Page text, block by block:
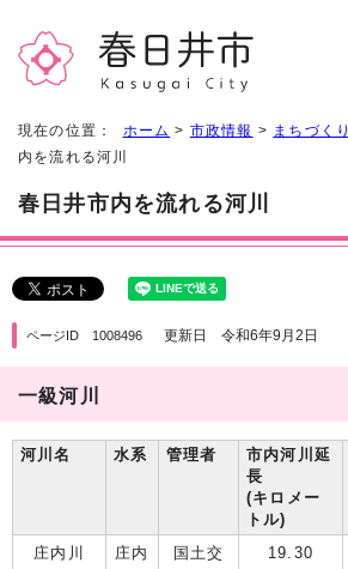
現在の位置： ホーム > 市政情報 > まちづくり
内を流れる河川
春日井市内を流れる河川
ページID 1008496 更新日 令和6年9月2日
一級河川
河川名 水系 管理者
市内河川延
長
(キロメー
トル)
庄内川
庄内
国土交
19.30